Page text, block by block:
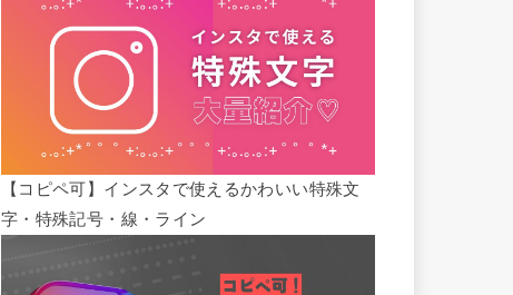
【コピペ可】インスタで使えるかわいい特殊文
字・特殊記号・線・ライン